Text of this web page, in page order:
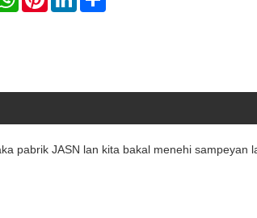
pabrik JASN lan kita bakal menehi sampeyan